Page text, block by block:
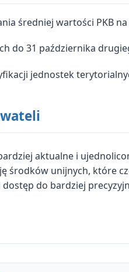
średniej wartości PKB
do 31 października
jednostek
aktualne i
środków unijnych, które
do bardziej